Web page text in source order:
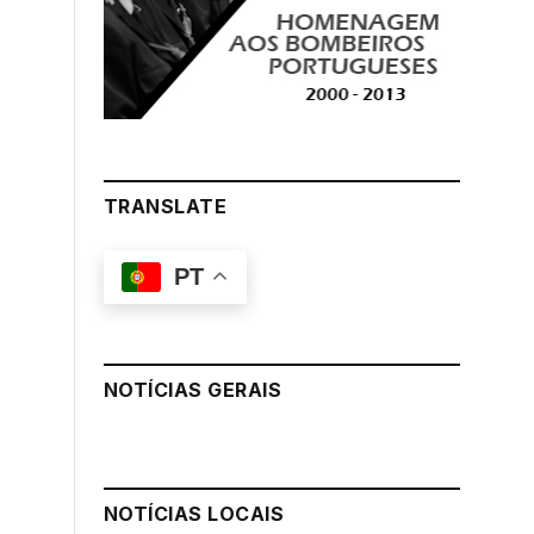
TRANSLATE
PT
NOTÍCIAS GERAIS
NOTÍCIAS LOCAIS